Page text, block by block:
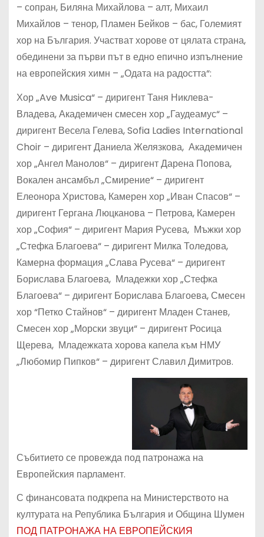
– сопран, Биляна Михайлова – алт, Михаил
Михайлов – тенор, Пламен Бейков – бас, Големият
хор на България. Участват хорове от цялата страна,
обединени за първи път в едно епично изпълнение
на европейския химн – „Одата на радостта“:
Хор „Ave Musica“ – диригент Таня Никлева-
Владева, Академичен смесен хор „Гаудеамус“ –
диригент Весела Гелева, Sofia Ladies International
Choir – диригент Даниела Желязкова, Академичен
хор „Ангел Манолов“ – диригент Дарена Попова,
Вокален ансамбъл „Смирение“ – диригент
Елеонора Христова, Камерен хор „Иван Спасов“ –
диригент Гергана Люцканова – Петрова, Камерен
хор „София“ – диригент Мария Русева, Мъжки хор
„Стефка Благоева“ – диригент Милка Толедова,
Камерна формация „Слава Русева“ – диригент
Борислава Благоева, Младежки хор „Стефка
Благоева“ – диригент Борислава Благоева, Смесен
хор “Петко Стайнов“ – диригент Младен Станев,
Смесен хор „Морски звуци“ – диригент Росица
Щерева, Младежката хорова капела към НМУ
„Любомир Пипков“ – диригент Славил Димитров.
Събитието се провежда под патронажа на
Европейския парламент.
С финансовата подкрепа на Министерството на
културата на Република България и Община Шумен
ПОД ПАТРОНАЖА НА ЕВРОПЕЙСКИЯ